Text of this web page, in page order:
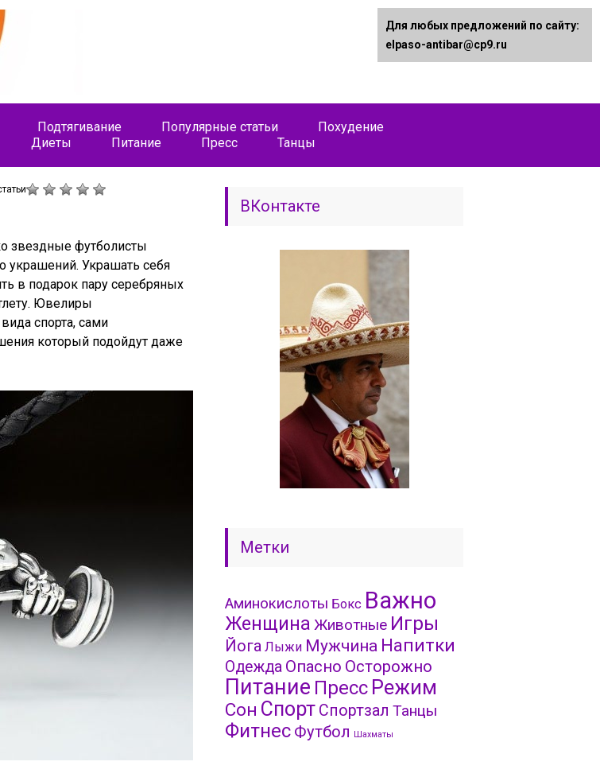
Подтягивание Популярные статьи
Похудение
Диеты Питание Пресс Танцы
звездные футболисты
украшений. Украшать себя
в подарок пару серебряных
Ювелиры
спорта, сами
который подойдут даже
ВКонтакте
Метки
Аминокислоты Бокс Важно
Женщина Животные Игры
Йога Лыжи Мужчина Напитки
Одежда Опасно Осторожно
Питание Пресс Режим
Сон Спорт Спортзал Танцы
Фитнес Футбол Шахматы
Для любых предложений по сайту:
elpaso-antibar@cp9.ru